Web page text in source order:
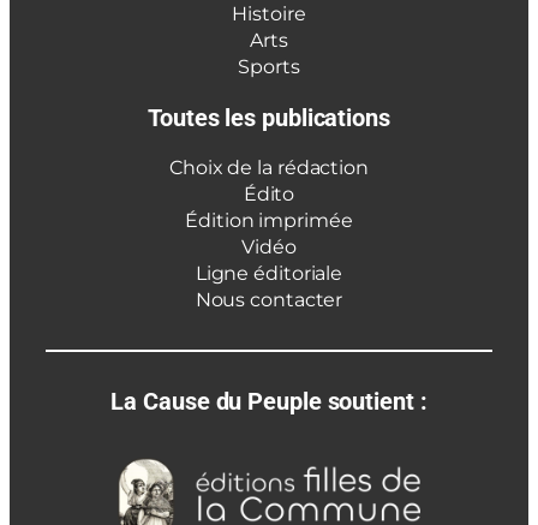
Histoire
Arts
Sports
Toutes les publications
Choix de la rédaction
Édito
Édition imprimée
Vidéo
Ligne éditoriale
Nous contacter
La Cause du Peuple soutient :